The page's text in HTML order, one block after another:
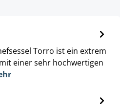
Torro ist ein extrem
einer sehr hochwertigen